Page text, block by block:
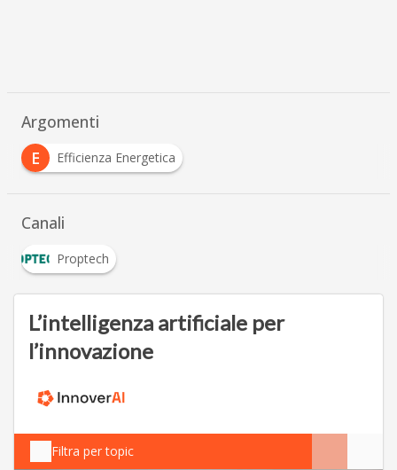
Argomenti
E
Efficienza Energetica
Canali
Proptech
L’intelligenza artificiale per
l’innovazione
Filtra per topic